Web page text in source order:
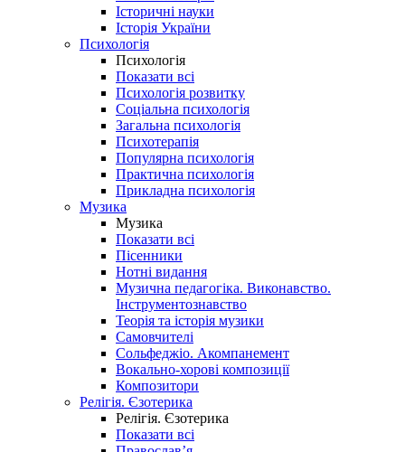
Історичні науки
Історія України
Психологія
Психологія
Показати всі
Психологія розвитку
Соціальна психологія
Загальна психологія
Психотерапія
Популярна психологія
Практична психологія
Прикладна психологія
Музика
Музика
Показати всі
Пісенники
Нотні видання
Музична педагогіка. Виконавство.
Інструментознавство
Теорія та історія музики
Самовчителі
Сольфеджіо. Акомпанемент
Вокально-хорові композиції
Композитори
Релігія. Єзотерика
Релігія. Єзотерика
Показати всі